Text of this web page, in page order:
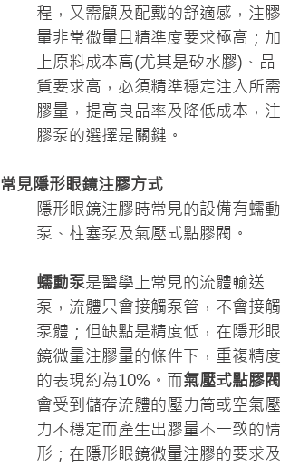
程，又需顧及配戴的舒適感，注膠
量非常微量且精準度要求極高；加
上原料成本高(尤其是矽水膠)、品
質要求高，必須精準穩定注入所需
膠量，提高良品率及降低成本，注
膠泵的選擇是關鍵。
常見隱形眼鏡注膠方式
隱形眼鏡注膠時常見的設備有蠕動
泵、柱塞泵及氣壓式點膠閥。
蠕動泵是醫學上常見的流體輸送
泵，流體只會接觸泵管，不會接觸
泵體；但缺點是精度低，在隱形眼
鏡微量注膠量的條件下，重複精度
的表現約為10%。而氣壓式點膠閥
會受到儲存流體的壓力筒或空氣壓
力不穩定而產生出膠量不一致的情
形；在隱形眼鏡微量注膠的要求及